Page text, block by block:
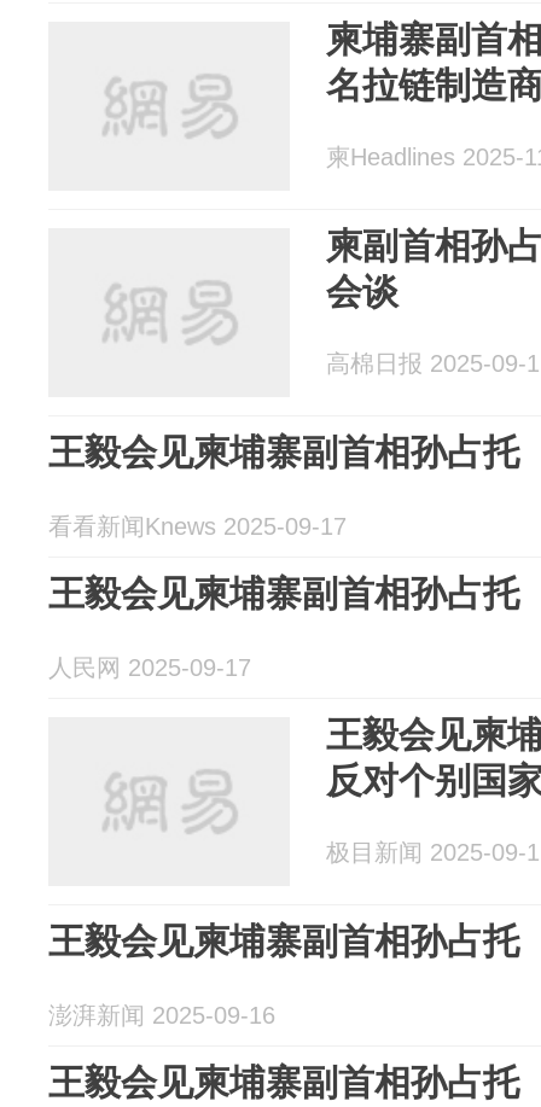
柬埔寨副首
名拉链制造
柬Headlines 2025-
柬副首相孙
会谈
高棉日报 2025-09-
王毅会见柬埔寨副首相孙占托
看看新闻Knews 2025-09-17
王毅会见柬埔寨副首相孙占托
人民网 2025-09-17
王毅会见柬
反对个别国
极目新闻 2025-09-
王毅会见柬埔寨副首相孙占托
澎湃新闻 2025-09-16
王毅会见柬埔寨副首相孙占托